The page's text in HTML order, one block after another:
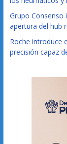
Grupo Consenso
apertura del hub
Roche introduce
precisión capaz